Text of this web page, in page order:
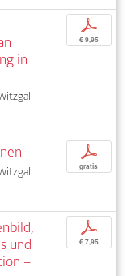
in
p
€ 9,95
p
gratis
und
–
p
€ 7,95